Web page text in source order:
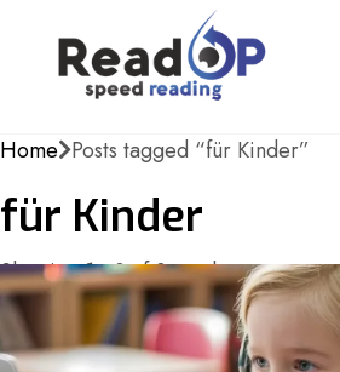
Home Posts tagged “für Kinder”
für Kinder
Showing 1 - 3 of 3 results